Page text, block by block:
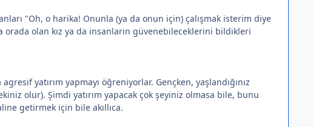
"Oh, o harika! Onunla (ya da onun için) çalışmak isterim diye
olan kız ya da insanların güvenebileceklerini bildikleri
yatırım yapmayı öğreniyorlar. Gençken, yaşlandığınız
olur). Şimdi yatırım yapacak çok şeyiniz olmasa bile, bunu
getirmek için bile akıllıca.